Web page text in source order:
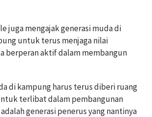
juga mengajak generasi muda di
untuk terus menjaga nilai
berperan aktif dalam membangun
di kampung harus terus diberi ruang
terlibat dalam pembangunan
generasi penerus yang nantinya